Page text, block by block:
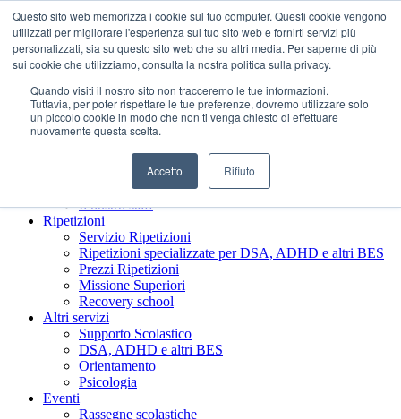
Questo sito web memorizza i cookie sul tuo computer. Questi cookie vengono
utilizzati per migliorare l'esperienza sul tuo sito web e fornirti servizi più
personalizzati, sia su questo sito web che su altri media. Per saperne di più
sui cookie che utilizziamo, consulta la nostra politica sulla privacy.
Quando visiti il ​​nostro sito non tracceremo le tue informazioni.
Tuttavia, per poter rispettare le tue preferenze, dovremo utilizzare solo
un piccolo cookie in modo che non ti venga chiesto di effettuare
nuovamente questa scelta.
Accetto Rifiuto
Presentazione Società Benefit
Il nostro staff
Ripetizioni
Servizio Ripetizioni
Ripetizioni specializzate per DSA, ADHD e altri BES
Prezzi Ripetizioni
Missione Superiori
Recovery school
Altri servizi
Supporto Scolastico
DSA, ADHD e altri BES
Orientamento
Psicologia
Eventi
Rassegne scolastiche